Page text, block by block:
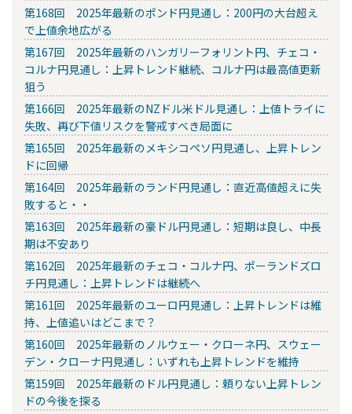
第168回 2025年最新のポンド円見通し：200円の大台超え
で上値余地広がる
第167回 2025年最新のハンガリーフォリント円、チェコ・
コルナ円見通し：上昇トレンド継続、コルナ円は最高値更新
狙う
第166回 2025年最新のNZドル米ドル見通し：上値トライに
失敗、再び下値リスクを警戒すべき局面に
第165回 2025年最新のメキシコペソ円見通し、上昇トレン
ドに回帰
第164回 2025年最新のランド円見通し：直近高値超えに失
敗すると・・
第163回 2025年最新の豪ドル円見通し：短期は良し、中長
期は不安あり
第162回 2025年最新のチェコ・コルナ円、ポーランドズロ
チ円見通し：上昇トレンドは継続へ
第161回 2025年最新のユーロ円見通し：上昇トレンドは維
持、上値追いはどこまで？
第160回 2025年最新のノルウェー・クローネ円、スウェー
デン・クローナ円見通し：いずれも上昇トレンドを維持
第159回 2025年最新のドル円見通し：頼りない上昇トレン
ドの今後を探る